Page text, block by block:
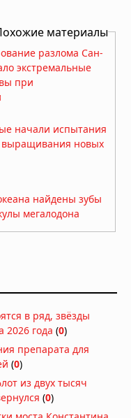
материалы
разлома Сан-
экстремальные
при
начали испытания
выращивания новых
найдены зубы
мегалодона
обнаружен
сплав,
взрывом
ядро Земли
под Тихим
в ряд, звёзды
2026 года (0)
препарата для
(0)
из двух тысяч
(0)